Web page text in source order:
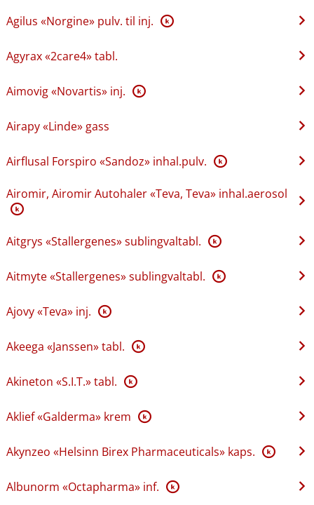
Agilus «Norgine» pulv. til inj. K
Agyrax «2care4» tabl.
Aimovig «Novartis» inj. K
Airapy «Linde» gass
Airflusal Forspiro «Sandoz» inhal.pulv. K
Airomir, Airomir Autohaler «Teva, Teva» inhal.aerosol
K
Aitgrys «Stallergenes» sublingvaltabl. K
Aitmyte «Stallergenes» sublingvaltabl. K
Ajovy «Teva» inj. K
Akeega «Janssen» tabl. K
Akineton «S.I.T.» tabl. K
Aklief «Galderma» krem K
Akynzeo «Helsinn Birex Pharmaceuticals» kaps. K
Albunorm «Octapharma» inf. K